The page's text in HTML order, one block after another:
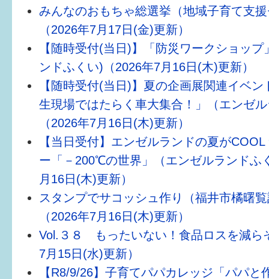
みんなのおもちゃ総選挙（地域子育て支
（2026年7月17日(金)更新）
【随時受付(当日)】「防災ワークショッ
ンドふくい)（2026年7月16日(木)更新）
【随時受付(当日)】夏の企画展関連イベ
生現場ではたらく車大集合！」（エンゼ
（2026年7月16日(木)更新）
【当日受付】エンゼルランドの夏が
ー「－200℃の世界」（エンゼルランドふ
月16日(木)更新）
スタンプでサコッシュ作り（福井市橘曙
（2026年7月16日(木)更新）
Vol.３８ もったいない！食品ロスを減ら
7月15日(水)更新）
【R8/9/26】子育てパパカレッジ「パパと
はぐくむ.net相談コーナー
みんなの知恵袋
子育て情報誌「ほっと」
食育
福井市図書館オススメの本
お出かけ情報
病気・けが 基本情報
パパもママも子育て
ワンポイント英会話
ソーシャルメディア